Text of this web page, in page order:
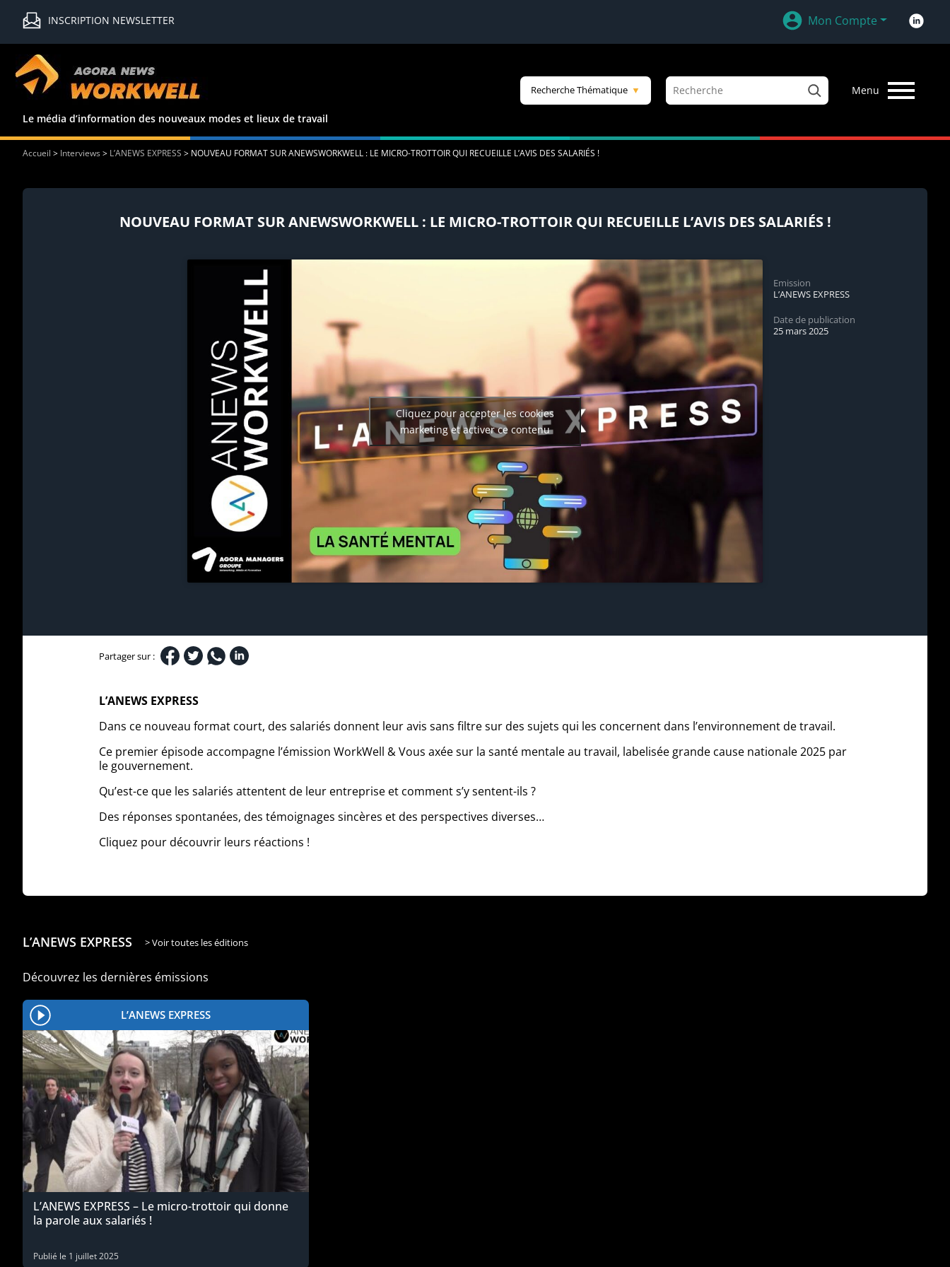
INSCRIPTION NEWSLETTER Mon Compte
Le média d’information des nouveaux modes et lieux de travail
Recherche Thématique ▼
R
e
h
c
e
Menu
Accueil > Interviews> L’ANEWS EXPRESS > NOUVEAU FORMAT SUR ANEWSWORKWELL : LE MICRO-TROTTOIR QUI RECUEILLE L’AVIS DES SALARIÉS !
NOUVEAU FORMAT SUR ANEWSWORKWELL : LE MICRO-TROTTOIR QUI RECUEILLE L’AVIS DES SALARIÉS !
Cliquez pour accepter les cookies
marketing et activer ce contenu
Emission
L’ANEWS EXPRESS
Date de publication
25 mars 2025
Partager sur :
L’ANEWS EXPRESS
Dans ce nouveau format court, des salariés donnent leur avis sans filtre sur des sujets qui les concernent dans l’environnement de travail.
Ce premier épisode accompagne l’émission WorkWell & Vous axée sur la santé mentale au travail, labelisée grande cause nationale 2025 par
le gouvernement.
Qu’est-ce que les salariés attentent de leur entreprise et comment s’y sentent-ils ?
Des réponses spontanées, des témoignages sincères et des perspectives diverses…
Cliquez pour découvrir leurs réactions !
L’ANEWS EXPRESS > Voir toutes les éditions
Découvrez les dernières émissions
L’ANEWS EXPRESS
L’ANEWS EXPRESS – Le micro-trottoir qui donne
la parole aux salariés !
Publié le 1 juillet 2025